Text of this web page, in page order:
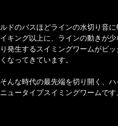
ドのバスほどラインの水切り音
キング以上に、ラインの動きが
発生するスイミングワームがビ
なってきています。
んな時代の最先端を切り開く、
ュータイプスイミングワームです